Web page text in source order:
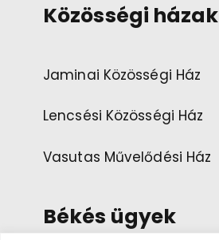
Közösségi házak
Jaminai Közösségi Ház
Lencsési Közösségi Ház
Vasutas Művelődési Ház
Békés ügyek